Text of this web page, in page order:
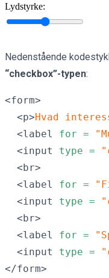
Lydstyrke:
Nedenstående
“checkbox”-typen:
<form>
<p>Hvad
<label for =
<input type =
<br>
<label for =
<input type =
<br>
<label for =
<input type =
</form>